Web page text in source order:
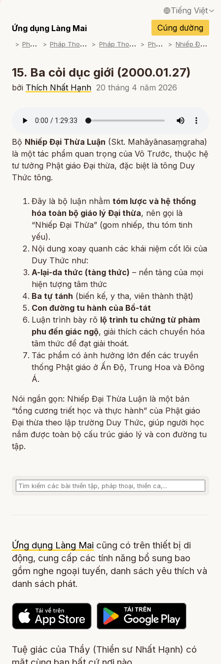
Tiếng Việt
English / Tiếng Anh
Français / Tiếng Pháp
Español / Tiếng Tây Ban Nha
Deutsch / Tiếng Đức
Português / Tiếng Bồ Đào Nha
ภาษาไทย / Tiếng Thái
Ứng dụng Làng Mai
Cúng dường
P
háp Thoại P
háp Thoại Thiền Sư Thích Nhất Hạnh P
háp Thoại Theo Bộ An Cư Kiết Đông P
háp Thoại Mp3 N
hiếp Đại Thừa Luận ( 1999-2001)
15. Ba cỏi dục giới (2000.01.27)
bởi Thích Nhất Hạnh 20 tháng 4 năm 2026
Bộ Nhiếp Đại Thừa Luận (Skt. Mahāyānasaṃgraha)
là một tác phẩm quan trọng của Vô Trước, thuộc hệ
tư tưởng Phật giáo Đại thừa, đặc biệt là tông Duy
Thức tông.
Đây là bộ luận nhằm tóm lược và hệ thống
hóa toàn bộ giáo lý Đại thừa, nên gọi là
“Nhiếp Đại Thừa” (gom nhiếp, thu tóm tinh
yếu).
Nội dung xoay quanh các khái niệm cốt lõi của
Duy Thức như:
A-lại-da thức (tàng thức) – nền tảng của mọi
hiện tượng tâm thức
Ba tự tánh (biến kế, y tha, viên thành thật)
Con đường tu hành của Bồ-tát
Luận trình bày rõ lộ trình tu chứng từ phàm
phu đến giác ngộ, giải thích cách chuyển hóa
tâm thức để đạt giải thoát.
Tác phẩm có ảnh hưởng lớn đến các truyền
thống Phật giáo ở Ấn Độ, Trung Hoa và Đông
Á.
Nói ngắn gọn: Nhiếp Đại Thừa Luận là một bản
“tổng cương triết học và thực hành” của Phật giáo
Đại thừa theo lập trường Duy Thức, giúp người học
nắm được toàn bộ cấu trúc giáo lý và con đường tu
tập.
Ứng dụng Làng Mai cũng có trên thiết bị di
động, cung cấp các tính năng bổ sung bao
gồm nghe ngoại tuyến, danh sách yêu thích và
danh sách phát.
Tuệ giác của Thầy (Thiền sư Nhất Hạnh) có